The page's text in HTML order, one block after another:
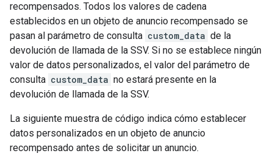
recompensados. Todos los valores de cadena
establecidos en un objeto de anuncio recompensado se
pasan al parámetro de consulta custom_data de la
devolución de llamada de la SSV. Si no se establece ningún
valor de datos personalizados, el valor del parámetro de
consulta custom_data no estará presente en la
devolución de llamada de la SSV.
La siguiente muestra de código indica cómo establecer
datos personalizados en un objeto de anuncio
recompensado antes de solicitar un anuncio.